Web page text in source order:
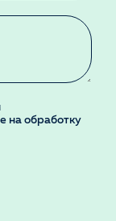
на обработку